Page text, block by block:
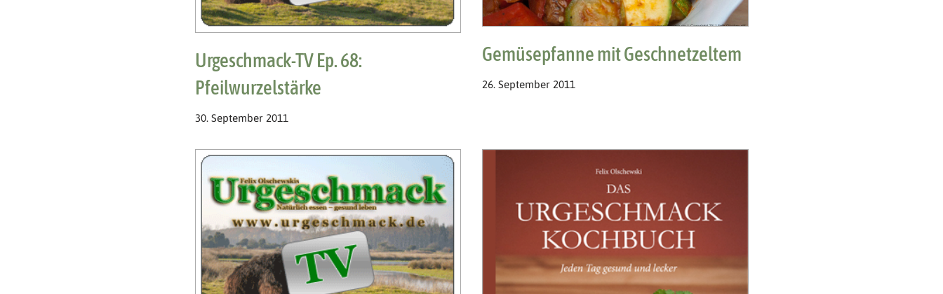
Urgeschmack-TV Ep. 68:
Pfeilwurzelstärke
30. September 2011
Gemüsepfanne mit Geschnetzeltem
26. September 2011